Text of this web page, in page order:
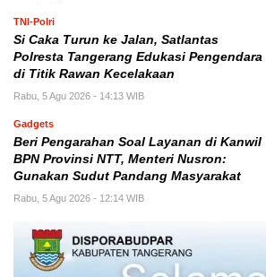
TNI-Polri
Si Caka Turun ke Jalan, Satlantas
Polresta Tangerang Edukasi Pengendara
di Titik Rawan Kecelakaan
Rabu, 5 Agu 2026 - 14:13 WIB
Gadgets
Beri Pengarahan Soal Layanan di Kanwil
BPN Provinsi NTT, Menteri Nusron:
Gunakan Sudut Pandang Masyarakat
Rabu, 5 Agu 2026 - 12:14 WIB